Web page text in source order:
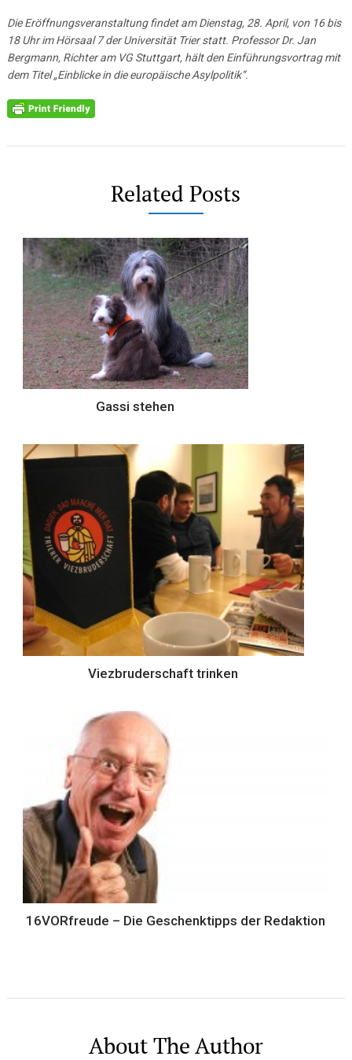
Die Eröffnungsveranstaltung findet am Dienstag, 28. April, von 16 bis
18 Uhr im Hörsaal 7 der Universität Trier statt. Professor Dr. Jan
Bergmann, Richter am VG Stuttgart, hält den Einführungsvortrag mit
dem Titel „Einblicke in die europäische Asylpolitik“.
Related Posts
Gassi stehen
Viezbruderschaft trinken
16VORfreude – Die Geschenktipps der Redaktion
About The Author